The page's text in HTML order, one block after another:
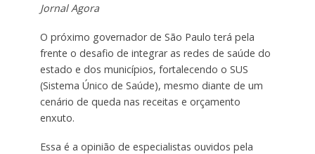
Jornal Agora
O próximo governador de São Paulo terá pela
frente o desafio de integrar as redes de saúde do
estado e dos municípios, fortalecendo o SUS
(Sistema Único de Saúde), mesmo diante de um
cenário de queda nas receitas e orçamento
enxuto.
Essa é a opinião de especialistas ouvidos pela